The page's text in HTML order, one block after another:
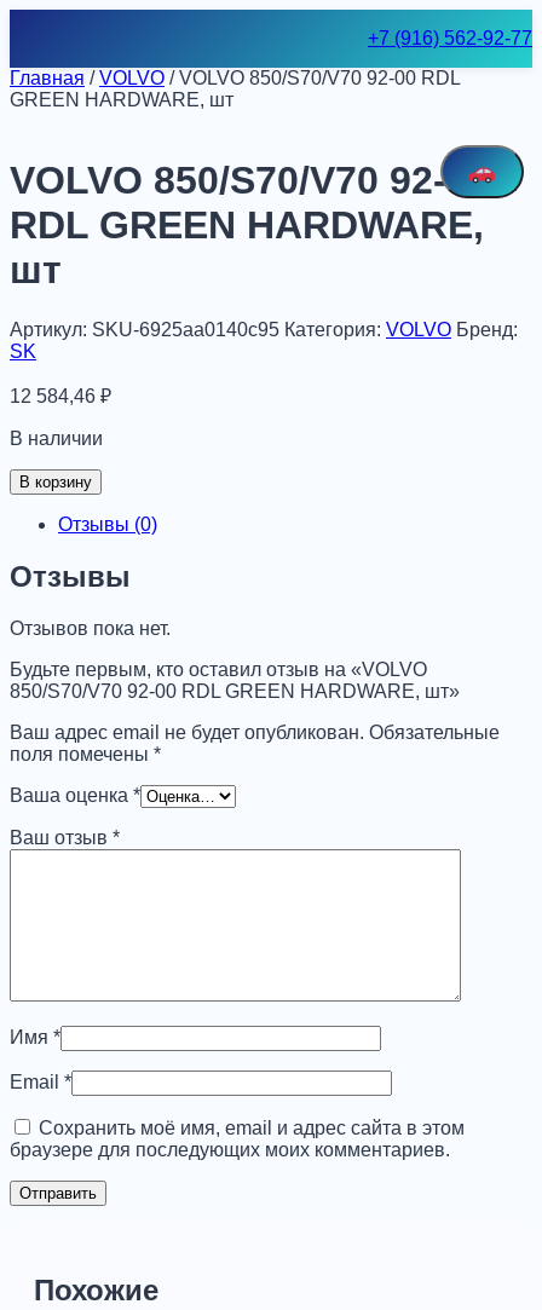
+7 (916) 562-92-77
Главная /VOLVO / VOLVO 850/S70/V70 92-00 RDL
GREEN HARDWARE, шт
VOLVO 850/S70/V70 92-00
RDL GREEN HARDWARE,
шт
Артикул: SKU-6925aa0140c95 Категория: VOLVO Бренд:
SK
12 584,46 ₽
В наличии
Количество
товара
VOLVO
92-
00
GREEN
шт
В корзину
Отзывы (0)
Отзывы
Отзывов пока нет.
Будьте первым, кто оставил отзыв на «VOLVO
850/S70/V70 92-00 RDL GREEN HARDWARE, шт»
Ваш адрес email не будет опубликован. Обязательные
поля помечены *
Ваша оценка *
Ваш отзыв *
Имя *
Email *
Сохранить моё имя, email и адрес сайта в этом
браузере для последующих моих комментариев.
Похожие